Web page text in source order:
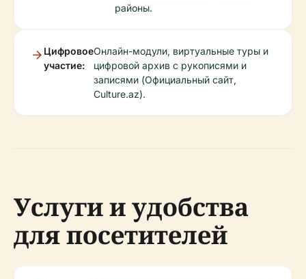
районы.
Цифровое
участие:
Онлайн-модули, виртуальные туры и
цифровой архив с рукописями и
записями (Официальный сайт,
Culture.az).
Услуги и удобства
для посетителей